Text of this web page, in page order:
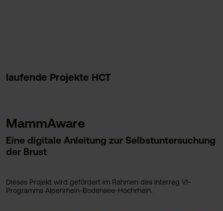
laufende Projekte HCT
MammAware
Eine digitale Anleitung zur Selbstuntersuchung
der Brust
Dieses Projekt wird gefördert im Rahmen des Interreg VI-
Programms Alpenrhein-Bodensee-Hochrhein.